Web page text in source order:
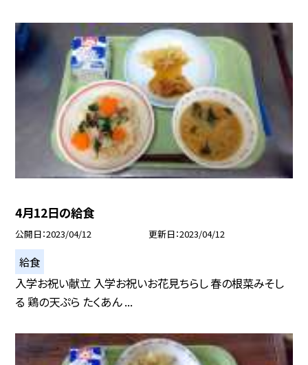
4月12日の給食
公開日 2023/04/12 更新日 2023/04/12
給食
入学お祝い献立 入学お祝いお花見ちらし 春の根菜みそし
る 鶏の天ぷら たくあん ...